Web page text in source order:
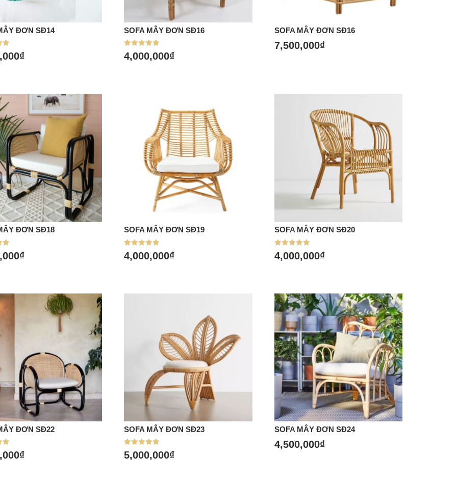
hàng
ĐƠN SĐ14
₫
Mua hàng
SOFA MÂY ĐƠN SĐ16
Được xếp
hạng
4,000,000₫
Mua hàng
SOFA MÂY ĐƠN SĐ16
7,500,000₫
hàng
ĐƠN SĐ18
₫
Mua hàng
SOFA MÂY ĐƠN SĐ19
Được xếp
hạng
4,000,000₫
Mua hàng
SOFA MÂY ĐƠN SĐ20
Được xếp
hạng
4,000,000₫
hàng
ĐƠN SĐ22
₫
Mua hàng
SOFA MÂY ĐƠN SĐ23
Được xếp
hạng
5,000,000₫
Mua hàng
SOFA MÂY ĐƠN SĐ24
4,500,000₫